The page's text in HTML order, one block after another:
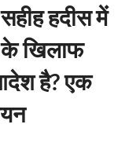
हदीस में
के खिलाफ
है? एक